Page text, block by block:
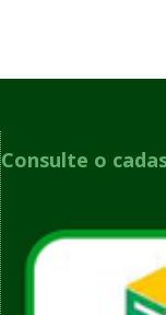
Consulte o